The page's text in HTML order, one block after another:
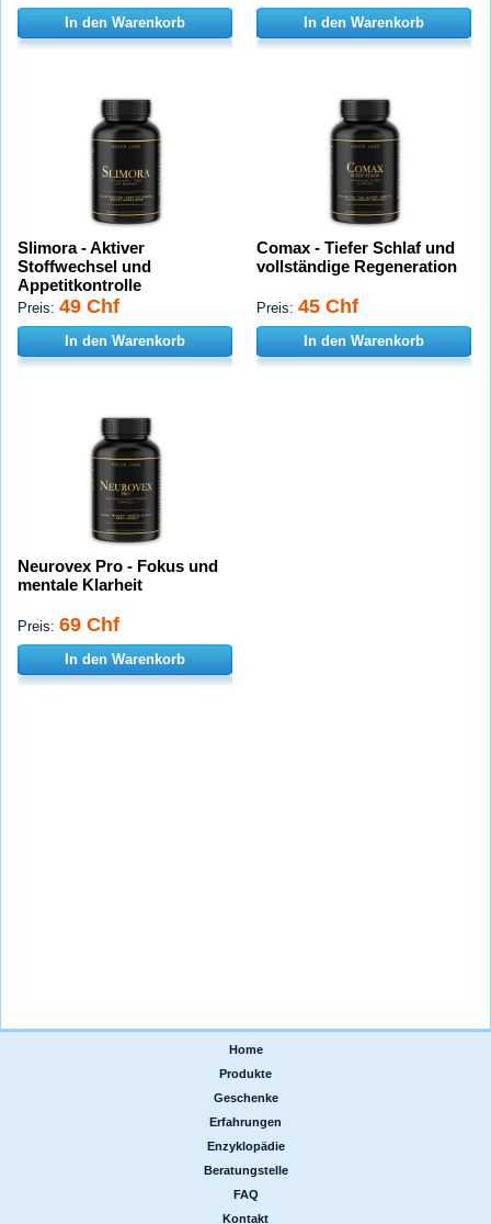
In den Warenkorb In den Warenkorb
Slimora - Aktiver
Stoffwechsel und
Appetitkontrolle
Preis: 49 Chf
In den Warenkorb
Comax - Tiefer Schlaf und
vollständige Regeneration
Preis: 45 Chf
In den Warenkorb
Neurovex Pro - Fokus und
mentale Klarheit
Preis: 69 Chf
In den Warenkorb
Home
Produkte
Geschenke
Erfahrungen
Enzyklopädie
Beratungstelle
FAQ
Kontakt